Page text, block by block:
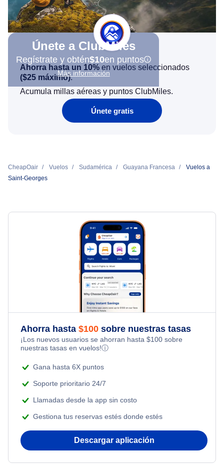
Únete a ClubMiles
Regístrate y obtén$10en puntos
Más información
Ahorra hasta un 10% en vuelos seleccionados
($25 máximo).
Acumula millas aéreas y puntos ClubMiles.
Únete gratis
CheapOair Vuelos Sudamérica Guayana Francesa
Vuelos a
Saint-Georges
Ahorra hasta $100 sobre nuestras tasas
¡Los nuevos usuarios se ahorran hasta $100 sobre
nuestras tasas en vuelos!ⓘ
Gana hasta 6X puntos
Soporte prioritario 24/7
Llamadas desde la app sin costo
Gestiona tus reservas estés donde estés
Descargar aplicación